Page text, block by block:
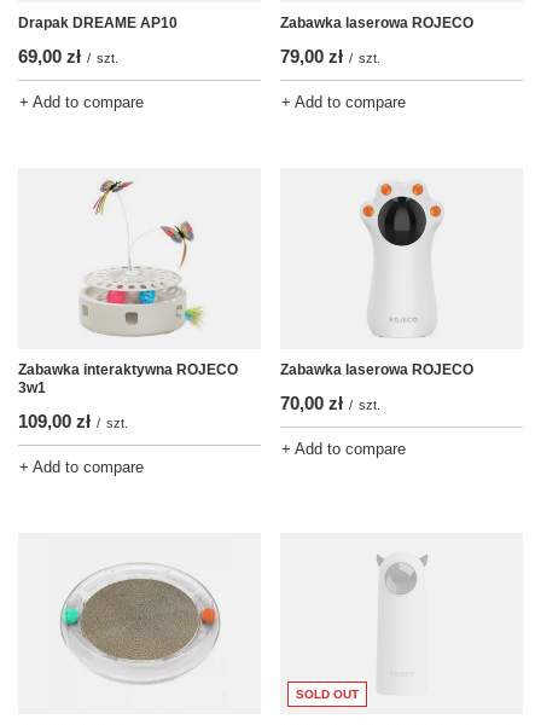
Drapak DREAME AP10
69,00 zł / szt.
+ Add to compare
Zabawka laserowa ROJECO
79,00 zł / szt.
+ Add to compare
Zabawka interaktywna ROJECO
3w1
109,00 zł / szt.
+ Add to compare
Zabawka laserowa ROJECO
70,00 zł / szt.
+ Add to compare
SOLD OUT